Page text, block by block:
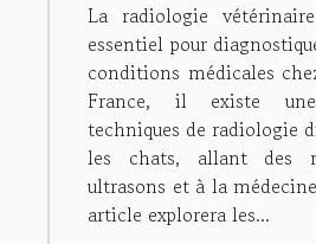
en France ?
La radiologie
essentiel pour
conditions médicales
France, il existe
techniques de radiologie
les chats, allant des
ultrasons et à la
article explorera les...